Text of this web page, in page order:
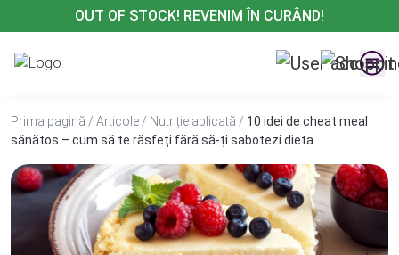
la
conținut
OUT OF STOCK! REVENIM ÎN CURÂND!
Prima pagină / Articole / Nutriție aplicată / 10 idei de cheat meal
sănătos – cum să te răsfeți fără să-ți sabotezi dieta